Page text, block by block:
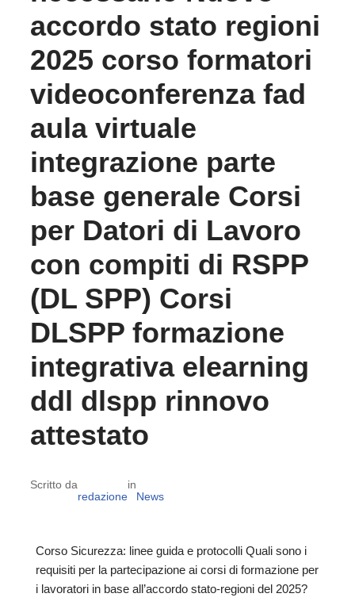
accordo stato regioni
2025 corso formatori
videoconferenza fad
aula virtuale
integrazione parte
base generale Corsi
per Datori di Lavoro
con compiti di RSPP
(DL SPP) Corsi
DLSPP formazione
integrativa elearning
ddl dlspp rinnovo
attestato
Scritto da
redazione
in
News
Corso Sicurezza: linee guida e protocolli Quali sono i
requisiti per la partecipazione ai corsi di formazione per
i lavoratori in base all’accordo stato-regioni del 2025?